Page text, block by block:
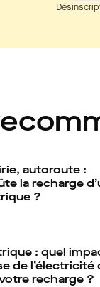
autoroute :
la recharge
?
: quel
de l’électricité
recharge ?